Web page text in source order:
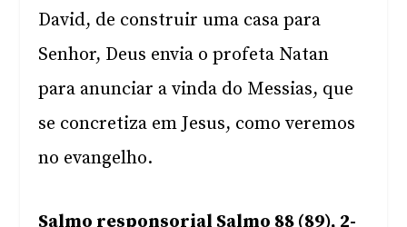
David, de construir uma casa para
Senhor, Deus envia o profeta Natan
para anunciar a vinda do Messias, que
se concretiza em Jesus, como veremos
no evangelho.
Salmo responsorial Salmo 88 (89), 2-